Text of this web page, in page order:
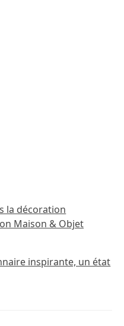
la décoration
Maison & Objet
inspirante, un état